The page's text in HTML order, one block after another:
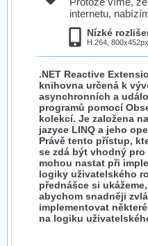
internetu,
Nízké
H.264,
.NET Reactive
knihovna určená k
asynchronních a
programů pomocí
kolekcí. Je založena
jazyce LINQ a jeho
Právě tento přístup,
se zdá být vhodný pro
mohou nastat při
logiky uživatelského
přednášce si
abychom snadněji
implementovat
na logiku